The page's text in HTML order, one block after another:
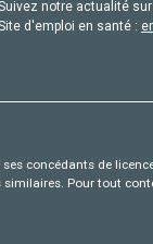
notre actualité
d'emploi en santé :
concédants de
Pour tout